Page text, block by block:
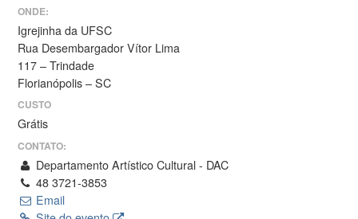
ONDE:
Igrejinha da UFSC
Rua Desembargador Vítor Lima
117 – Trindade
Florianópolis – SC
CUSTO
Grátis
CONTATO:
Departamento Artístico Cultural - DAC
48 3721-3853
Email